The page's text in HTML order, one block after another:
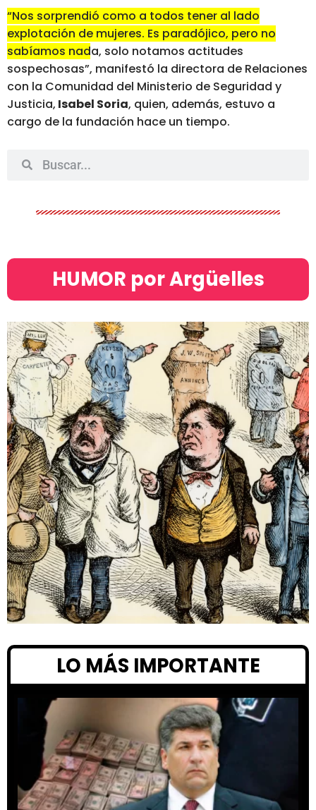
“Nos sorprendió como a todos tener al lado
explotación de mujeres. Es paradójico, pero no
sabíamos nada, solo notamos actitudes
sospechosas”, manifestó la directora de Relaciones
con la Comunidad del Ministerio de Seguridad y
Justicia, Isabel Soria, quien, además, estuvo a
cargo de la fundación hace un tiempo.
HUMOR por Argüelles​
LO MÁS IMPORTANTE